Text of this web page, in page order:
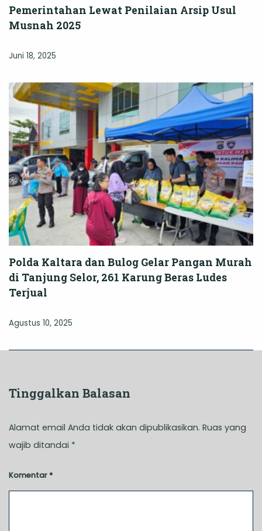
Pemerintahan Lewat Penilaian Arsip Usul
Musnah 2025
Juni 18, 2025
Polda Kaltara dan Bulog Gelar Pangan Murah
di Tanjung Selor, 261 Karung Beras Ludes
Terjual
Agustus 10, 2025
Tinggalkan Balasan
Alamat email Anda tidak akan dipublikasikan. Ruas yang
wajib ditandai *
Komentar *